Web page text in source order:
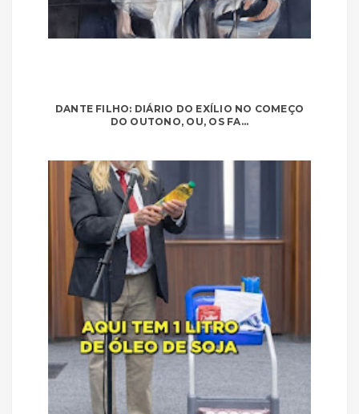
DANTE FILHO: DIÁRIO DO EXÍLIO NO COMEÇO
DO OUTONO, OU, OS FA...